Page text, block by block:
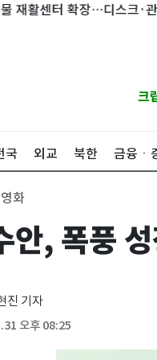
확장…디스크·관절 관리 강
크
국 외교 북한 금융ㆍ
영화
안, 폭풍
진 기자
오후 08:25